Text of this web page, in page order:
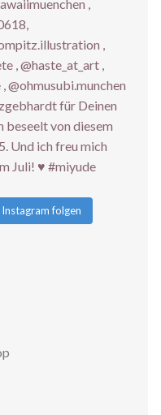
folgen